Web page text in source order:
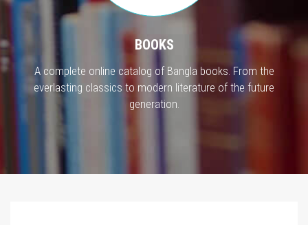
BOOKS
A complete online catalog of Bangla books. From the
everlasting classics to modern literature of the future
generation.